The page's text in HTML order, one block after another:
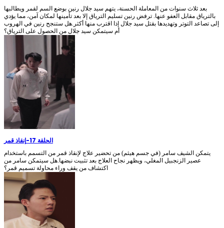
بعد ثلاث سنوات من المعاملة الحسنة، يتهم سيد جلال رنين بوضع السم لقمر ويطالبها
بالترياق مقابل العفو عنها. ترفض رنين تسليم الترياق إلا بعد تأمينها لمكان آمن، مما يؤدي
إلى تصاعد التوتر وتهديدها بقتل سيد جلال إذا اقترب منها أكثر.هل ستنجح رنين في الهروب
أم سيتمكن سيد جلال من الحصول على الترياق؟
الحلقة 17 -إنقاذ قمر
يتمكن الشيف سامر (في جسم هيثم) من تحضير علاج لإنقاذ قمر من التسمم باستخدام
عصير الزنجبيل المغلي، ويظهر نجاح العلاج بعد تثبيت نبضها.هل سيتمكن سامر من
اكتشاف من يقف وراء محاولة تسميم قمر؟